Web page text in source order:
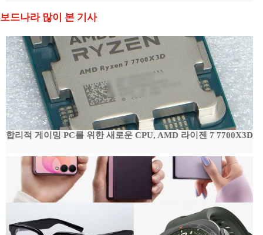
보드나라 많이 본 기사
합리적 게이밍 PC를 위한 새로운 CPU, AMD 라이젠 7 7700X3D